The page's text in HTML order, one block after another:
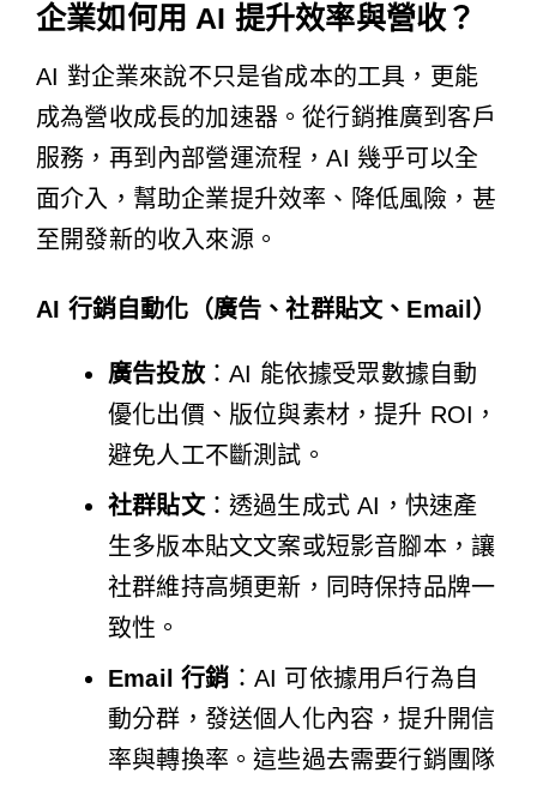
企業如何用 AI 提升效率與營收？
AI 對企業來說不只是省成本的工具，更能
成為營收成長的加速器。從行銷推廣到客戶
服務，再到內部營運流程，AI 幾乎可以全
面介入，幫助企業提升效率、降低風險，甚
至開發新的收入來源。
AI 行銷自動化（廣告、社群貼文、Email）
廣告投放：AI 能依據受眾數據自動
優化出價、版位與素材，提升 ROI，
避免人工不斷測試。
社群貼文：透過生成式 AI，快速產
生多版本貼文文案或短影音腳本，讓
社群維持高頻更新，同時保持品牌一
致性。
Email 行銷 ：AI 可依據用戶行為自
動分群，發送個人化內容，提升開信
率與轉換率。這些過去需要行銷團隊